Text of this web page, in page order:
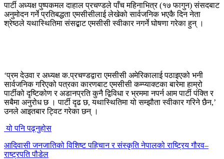
पार्टी अध्यक्ष पुष्पकमल दाहाल प्रचण्डले पाँच महिनाभित्र (१७ फागुन) संसदबाट
अनुमोदन गर्ने प्रतिबद्धता एमसीसीलाई लेखेको सार्वजनिक भएकै दिन नेता
श्रेष्ठले यथास्थितिमा संसद्बाट एमसीसी स्वीकार नगर्ने घोषणा गरेका हुन् ।
‘प्रम देउवा र अध्यक्ष क.प्रचण्डद्वारा एमसीसी अमेरिकालाई पठाइएको भनी
सार्वजनिक गरिएको पत्रका कारणबाट एमसीसी कम्प्याक्टका बारेमा हाम्रो
पार्टीको दृष्टिकोण र अडानप्रति कुनै द्विविधा र भ्रममा नपर्न आम पार्टी पंक्ति र
सबैमा अनुरोध छ । पार्टी दृढ छ, यथास्थितिमा यो सम्झौता स्वीकार गरिने छैन,’
उनले आइतबार ट्विट गरेका छन् ।
यो पनि पढ्नुहोस
आदिवासी जनजातिको विशिष्ट पहिचान र संस्कृति नेपालको राष्ट्रिय गौरव–
राष्ट्रपति पौडेल